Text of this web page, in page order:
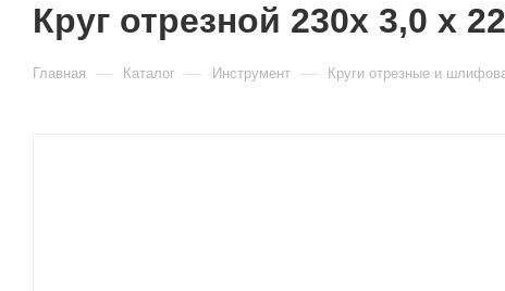
Круг отрезной 230x 3,0 x
Главная — Каталог — Инструмент — Круги отрезные и